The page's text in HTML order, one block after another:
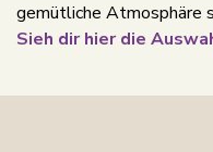
gemütliche Atmosphäre
Sieh dir hier die